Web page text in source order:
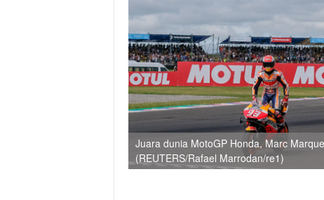
Juara dunia MotoGP Honda, Marc
(REUTERS/Rafael Marrodan/re1)